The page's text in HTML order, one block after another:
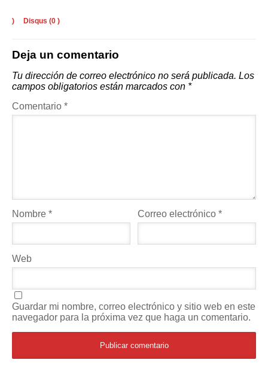
) Disqus (0 )
Deja un comentario
Tu dirección de correo electrónico no será publicada. Los
campos obligatorios están marcados con *
Comentario *
Nombre * Correo electrónico*
Web
Guardar mi nombre, correo electrónico y sitio web en este
navegador para la próxima vez que haga un comentario.